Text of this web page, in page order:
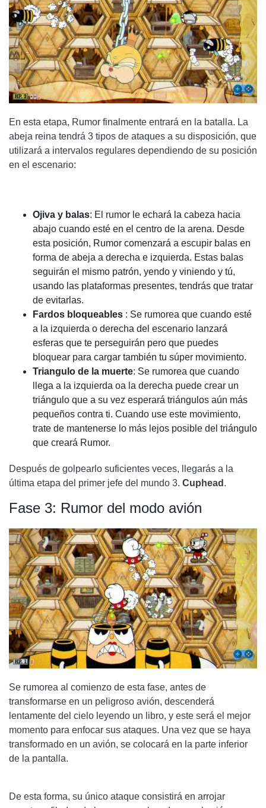
En esta etapa, Rumor finalmente entrará en la batalla. La
abeja reina tendrá 3 tipos de ataques a su disposición, que
utilizará a intervalos regulares dependiendo de su posición
en el escenario:
Ojiva y balas: El rumor le echará la cabeza hacia
abajo cuando esté en el centro de la arena. Desde
esta posición, Rumor comenzará a escupir balas en
forma de abeja a derecha e izquierda. Estas balas
seguirán el mismo patrón, yendo y viniendo y tú,
usando las plataformas presentes, tendrás que tratar
de evitarlas.
Fardos bloqueables : Se rumorea que cuando esté
a la izquierda o derecha del escenario lanzará
esferas que te perseguirán pero que puedes
bloquear para cargar también tu súper movimiento.
Triangulo de la muerte: Se rumorea que cuando
llega a la izquierda oa la derecha puede crear un
triángulo que a su vez esperará triángulos aún más
pequeños contra ti. Cuando use este movimiento,
trate de mantenerse lo más lejos posible del triángulo
que creará Rumor.
Después de golpearlo suficientes veces, llegarás a la
última etapa del primer jefe del mundo 3. Cuphead .
Fase 3: Rumor del modo avión
Se rumorea al comienzo de esta fase, antes de
transformarse en un peligroso avión, descenderá
lentamente del cielo leyendo un libro, y este será el mejor
momento para enfocar sus ataques. Una vez que se haya
transformado en un avión, se colocará en la parte inferior
de la pantalla.
De esta forma, su único ataque consistirá en arrojar